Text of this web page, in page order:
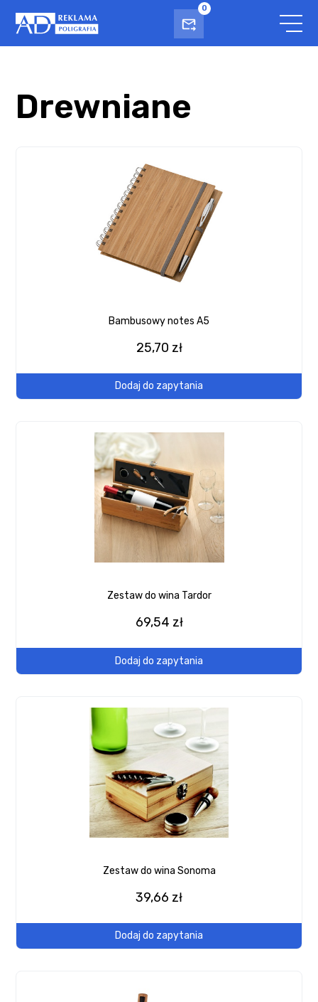
0
Drewniane
Bambusowy notes A5
25,70 zł
Dodaj do zapytania
Zestaw do wina Tardor
69,54 zł
Dodaj do zapytania
Zestaw do wina Sonoma
39,66 zł
Dodaj do zapytania